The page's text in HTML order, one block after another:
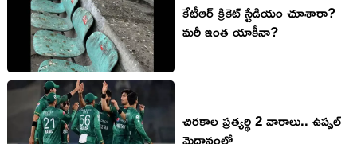
కేటీఆర్ క్రికెట్ స్టేడియం చూశారా?
మరీ ఇంత యాకీనా?
చిరకాల ప్రత్యర్థి 2 వారాలు.. ఉప్పల్